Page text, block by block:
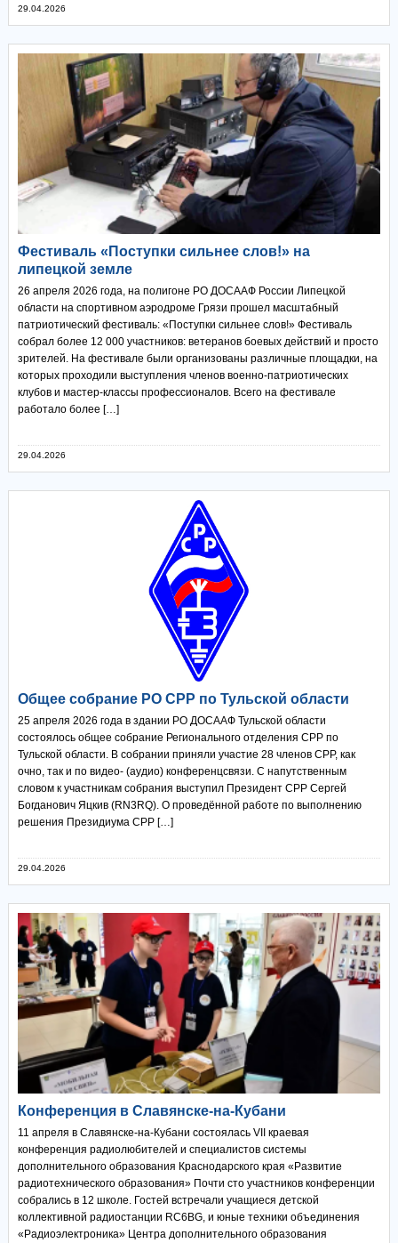
29.04.2026
Фестиваль «Поступки сильнее слов!» на
липецкой земле
26 апреля 2026 года, на полигоне РО ДОСААФ России Липецкой
области на спортивном аэродроме Грязи прошел масштабный
патриотический фестиваль: «Поступки сильнее слов!» Фестиваль
собрал более 12 000 участников: ветеранов боевых действий и просто
зрителей. На фестивале были организованы различные площадки, на
которых проходили выступления членов военно-патриотических
клубов и мастер-классы профессионалов. Всего на фестивале
работало более […]
29.04.2026
Общее собрание РО СРР по Тульской области
25 апреля 2026 года в здании РО ДОСААФ Тульской области
состоялось общее собрание Регионального отделения СРР по
Тульской области. В собрании приняли участие 28 членов СРР, как
очно, так и по видео- (аудио) конференцсвязи. С напутственным
словом к участникам собрания выступил Президент СРР Сергей
Богданович Яцкив (RN3RQ). О проведённой работе по выполнению
решения Президиума СРР […]
29.04.2026
Конференция в Славянске-на-Кубани
11 апреля в Славянске-на-Кубани состоялась VII краевая
конференция радиолюбителей и специалистов системы
дополнительного образования Краснодарского края «Развитие
радиотехнического образования» Почти сто участников конференции
собрались в 12 школе. Гостей встречали учащиеся детской
коллективной радиостанции RC6BG, и юные техники объединения
«Радиоэлектроника» Центра дополнительного образования